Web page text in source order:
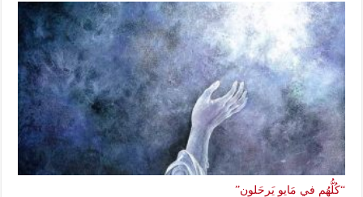
“كُلُّهُم في مَايو يَرحَلون”